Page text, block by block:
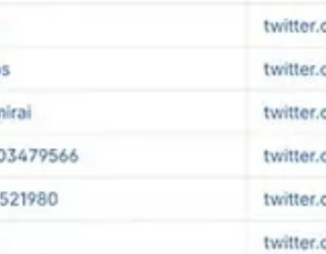
e comentaristas, marcadas por
exclusiva via replicação em massa.
em funcionamento, agora em escala
já documentado, indicando
do Amor também se moveu, de forma